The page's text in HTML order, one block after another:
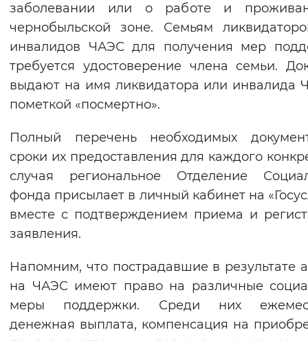
заболевании или о работе и
чернобыльской зоне. Семьям
инвалидов ЧАЭС для получения мер
требуется удостоверение члена семьи.
выдают на имя ликвидатора или инвалида
пометкой «посмертно».
Полный перечень необходимых
сроки их предоставления для каждого
случая региональное Отделение
фонда присылает в личный кабинет на
вместе с подтверждением приема и
заявления.
Напомним, что пострадавшие в результате
на ЧАЭС имеют право на различные
меры поддержки. Среди них
денежная выплата, компенсация на